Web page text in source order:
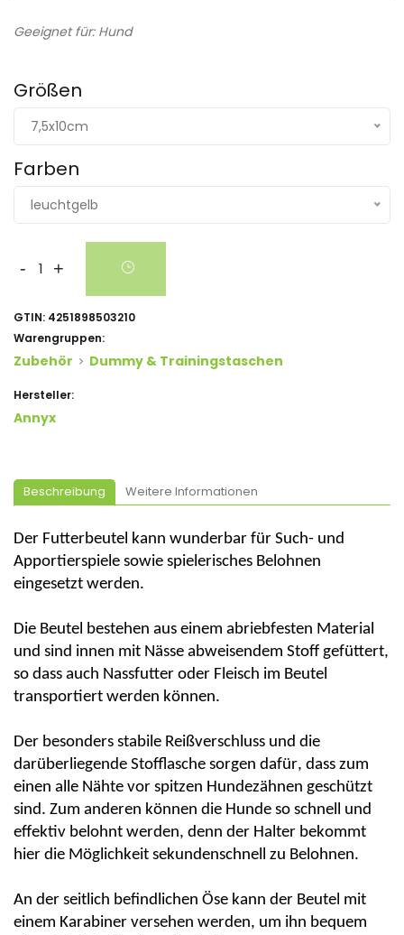
Geeignet für: Hund
Größen
7,5x10cm
Farben
leuchtgelb
- +
GTIN: 4251898503210
Warengruppen:
Zubehör Dummy & Trainingstaschen
Hersteller:
Annyx
Beschreibung Weitere Informationen
Der Futterbeutel kann wunderbar für Such- und
Apportierspiele sowie spielerisches Belohnen
eingesetzt werden.
Die Beutel bestehen aus einem abriebfesten Material
und sind innen mit Nässe abweisendem Stoff gefüttert,
so dass auch Nassfutter oder Fleisch im Beutel
transportiert werden können.
Der besonders stabile Reißverschluss und die
darüberliegende Stofflasche sorgen dafür, dass zum
einen alle Nähte vor spitzen Hundezähnen geschützt
sind. Zum anderen können die Hunde so schnell und
effektiv belohnt werden, denn der Halter bekommt
hier die Möglichkeit sekundenschnell zu Belohnen.
An der seitlich befindlichen Öse kann der Beutel mit
einem Karabiner versehen werden, um ihn bequem